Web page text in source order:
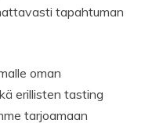
tapahtuman
oman
erillisten tasting
tarjoamaan